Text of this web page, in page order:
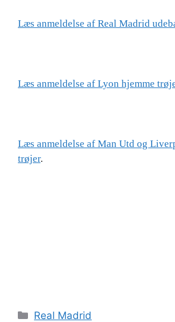
Læs anmeldelse af Real Madrid
Læs anmeldelse af Lyon hjemme
Læs anmeldelse af Man Utd og
trøjer.
Kategorier
Real Madrid